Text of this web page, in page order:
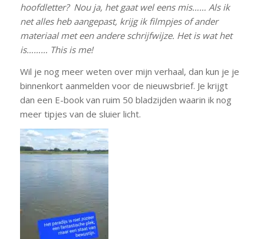
hoofdletter? Nou ja, het gaat wel eens mis…… Als ik
net alles heb aangepast, krijg ik filmpjes of ander
materiaal met een andere schrijfwijze. Het is wat het
is……… This is me!
Wil je nog meer weten over mijn verhaal, dan kun je je
binnenkort aanmelden voor de nieuwsbrief. Je krijgt
dan een E-book van ruim 50 bladzijden waarin ik nog
meer tipjes van de sluier licht.